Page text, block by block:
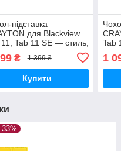
підставка
для Blackview
Tab 11 SE — стиль,
і ручне збирання,
Крокодил
₴ 1 399 ₴
Купити
Tab
1